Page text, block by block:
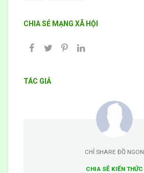
CHIA SẺ MẠNG XÃ HỘI
TÁC GIẢ
CHỈ SHARE ĐỒ NGON
CHIA SẺ KIẾN THỨC